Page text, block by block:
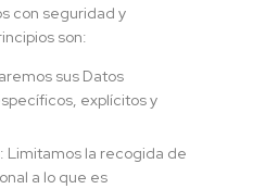
con seguridad y
son:
sus Datos
explícitos y
: Limitamos la recogida de
a lo que es